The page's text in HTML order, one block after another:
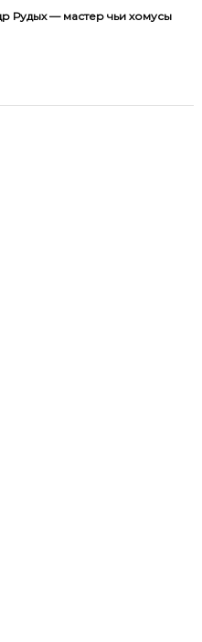
Рудых — мастер чьи хомусы